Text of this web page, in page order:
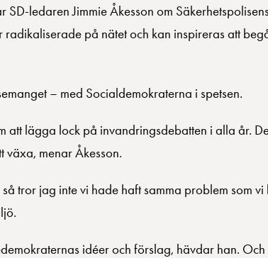
SD-ledaren Jimmie Åkesson om
på nätet och kan inspireras att
– med Socialdemokraterna i spetsen.
att lägga lock på invandringsdebatten i alla år.
växa, menar Åkesson.
tror jag inte vi hade haft samma problem som
idéer och förslag, hävdar han.